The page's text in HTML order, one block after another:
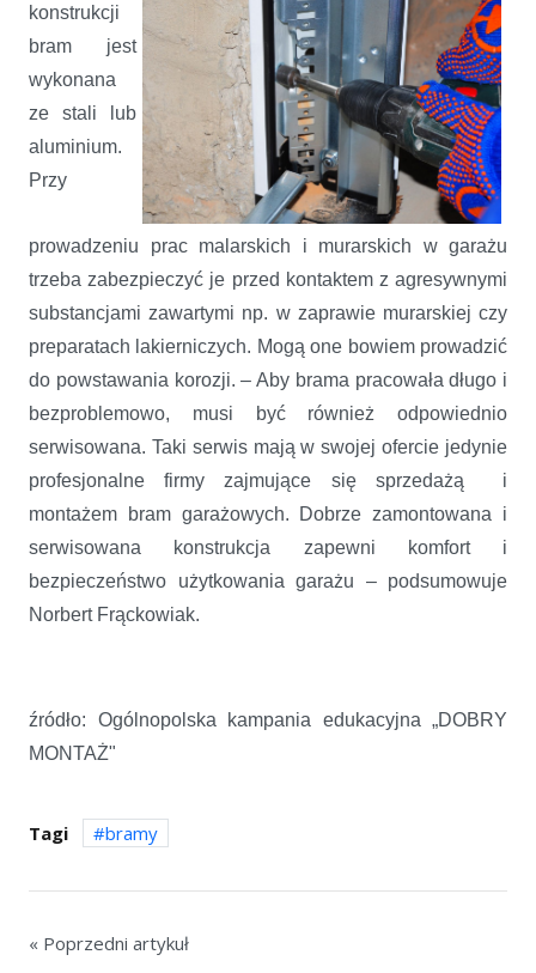
konstrukcji
bram jest
wykonana
ze stali lub
aluminium.
Przy
prowadzeniu prac malarskich i murarskich w garażu
trzeba zabezpieczyć je przed kontaktem z agresywnymi
substancjami zawartymi np. w zaprawie murarskiej czy
preparatach lakierniczych. Mogą one bowiem prowadzić
do powstawania korozji. – Aby brama pracowała długo i
bezproblemowo, musi być również odpowiednio
serwisowana. Taki serwis mają w swojej ofercie jedynie
profesjonalne firmy zajmujące się sprzedażą i
montażem bram garażowych. Dobrze zamontowana i
serwisowana konstrukcja zapewni komfort i
bezpieczeństwo użytkowania garażu – podsumowuje
Norbert Frąckowiak.
źródło: Ogólnopolska kampania edukacyjna „DOBRY
MONTAŻ"
Tagi bramy
« Poprzedni artykuł